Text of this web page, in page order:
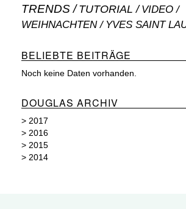
TRENDS TUTORIAL VIDEO
WEIHNACHTEN YVES SAINT
BELIEBTE BEITRÄGE
Noch keine Daten vorhanden.
DOUGLAS ARCHIV
> 2017
> 2016
> 2015
> 2014